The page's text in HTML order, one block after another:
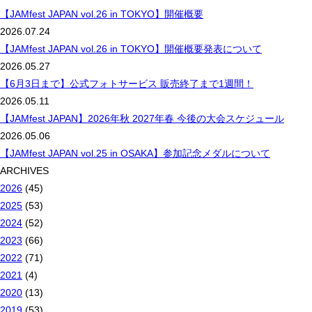
【JAMfest JAPAN vol.26 in TOKYO】開催概要
2026.07.24
【JAMfest JAPAN vol.26 in TOKYO】開催概要発表について
2026.05.27
【6月3日まで】公式フォトサービス 販売終了まで1週間！
2026.05.11
【JAMfest JAPAN】2026年秋 2027年春 今後の大会スケジュール
2026.05.06
【JAMfest JAPAN vol.25 in OSAKA】参加記念メダルについて
ARCHIVES
2026 (45)
2025 (53)
2024 (52)
2023 (66)
2022 (71)
2021 (4)
2020 (13)